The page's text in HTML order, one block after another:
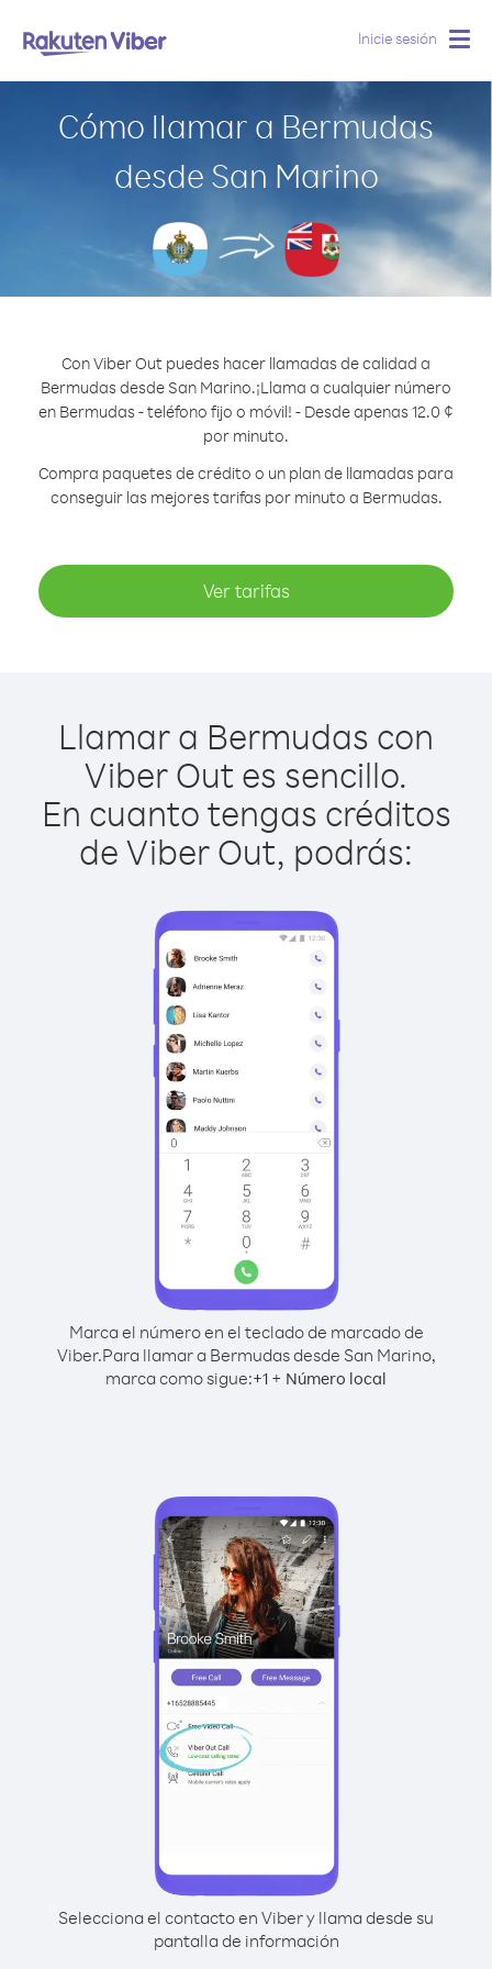
Inicie sesión
Cómo llamar a Bermudas
desde San Marino
Con Viber Out puedes hacer llamadas de calidad a
Bermudas desde San Marino.¡Llama a cualquier número
en Bermudas - teléfono fijo o móvil! - Desde apenas 12.0 ¢
por minuto.
Compra paquetes de crédito o un plan de llamadas para
conseguir las mejores tarifas por minuto a Bermudas.
Ver tarifas
Llamar a Bermudas con
Viber Out es sencillo.
En cuanto tengas créditos
de Viber Out, podrás:
Marca el número en el teclado de marcado de
Viber.Para llamar a Bermudas desde San Marino,
marca como sigue:+1 + Número local
Selecciona el contacto en Viber y llama desde su
pantalla de información